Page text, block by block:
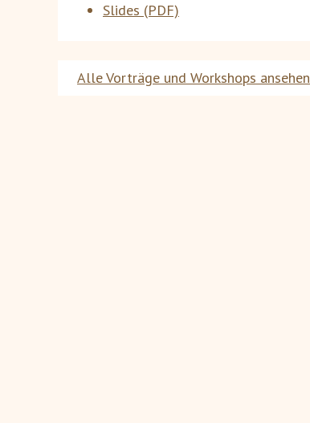
Slides (PDF)
Alle Vorträge und Workshops ansehen